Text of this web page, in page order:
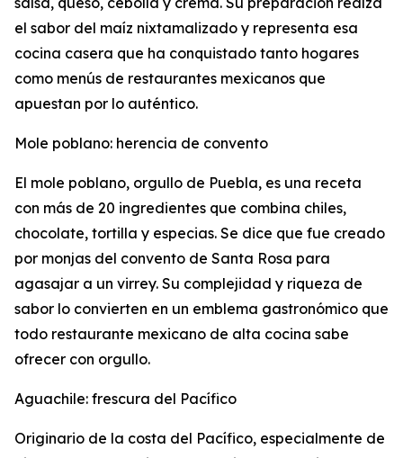
el sabor del maíz nixtamalizado y representa esa
cocina casera que ha conquistado tanto hogares
como menús de restaurantes mexicanos que
apuestan por lo auténtico.
Mole poblano: herencia de convento
El mole poblano, orgullo de Puebla, es una receta
con más de 20 ingredientes que combina chiles,
chocolate, tortilla y especias. Se dice que fue creado
por monjas del convento de Santa Rosa para
agasajar a un virrey. Su complejidad y riqueza de
sabor lo convierten en un emblema gastronómico que
todo restaurante mexicano de alta cocina sabe
ofrecer con orgullo.
Aguachile: frescura del Pacífico
Originario de la costa del Pacífico, especialmente de